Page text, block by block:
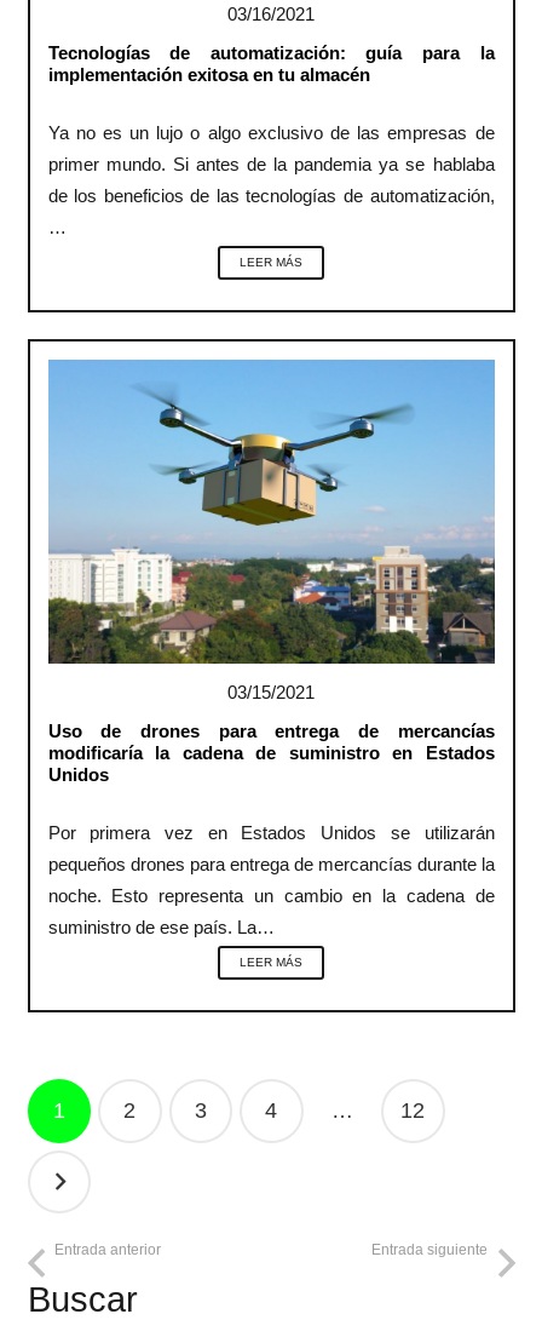
03/16/2021
Tecnologías de automatización: guía para la
implementación exitosa en tu almacén
Ya no es un lujo o algo exclusivo de las empresas de
primer mundo. Si antes de la pandemia ya se hablaba
de los beneficios de las tecnologías de automatización,
…
LEER MÁS
03/15/2021
Uso de drones para entrega de mercancías
modificaría la cadena de suministro en Estados
Unidos
Por primera vez en Estados Unidos se utilizarán
pequeños drones para entrega de mercancías durante la
noche. Esto representa un cambio en la cadena de
suministro de ese país. La…
LEER MÁS
Navegación
de
entradas
1 2 3 4 … 12
Entrada anterior Entrada siguiente
Buscar